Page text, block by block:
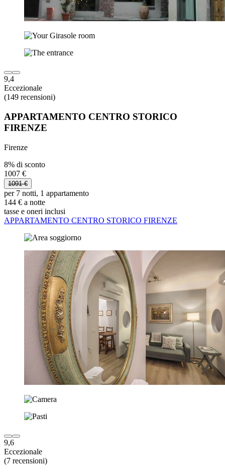
9,4
Eccezionale
(149 recensioni)
APPARTAMENTO CENTRO STORICO
FIRENZE
Firenze
8% di sconto
1007 €
1091 €
per 7 notti, 1 appartamento
144 € a notte
tasse e oneri inclusi
APPARTAMENTO CENTRO STORICO FIRENZE
9,6
Eccezionale
(7 recensioni)